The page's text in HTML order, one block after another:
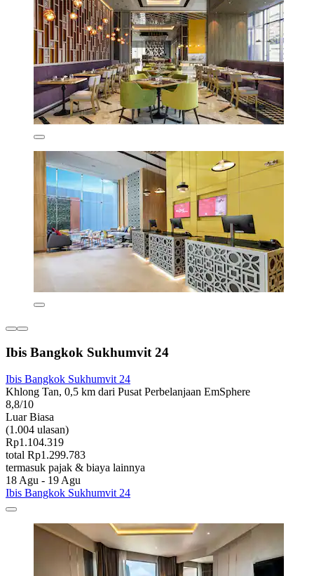
Ibis Bangkok Sukhumvit 24
Ibis Bangkok Sukhumvit 24
Khlong Tan, 0,5 km dari Pusat Perbelanjaan EmSphere
8,8/10
Luar Biasa
(1.004 ulasan)
Rp1.104.319
total Rp1.299.783
termasuk pajak & biaya lainnya
18 Agu - 19 Agu
Ibis Bangkok Sukhumvit 24